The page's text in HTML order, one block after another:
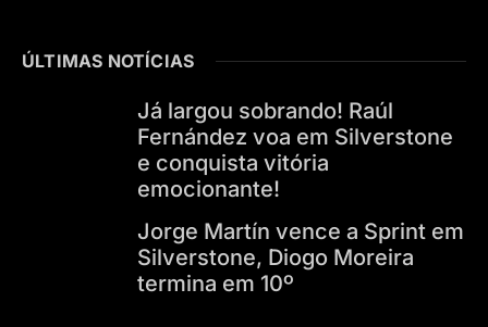
ÚLTIMAS NOTÍCIAS
Já largou sobrando! Raúl
Fernández voa em Silverstone
e conquista vitória
emocionante!
Jorge Martín vence a Sprint em
Silverstone, Diogo Moreira
termina em 10º